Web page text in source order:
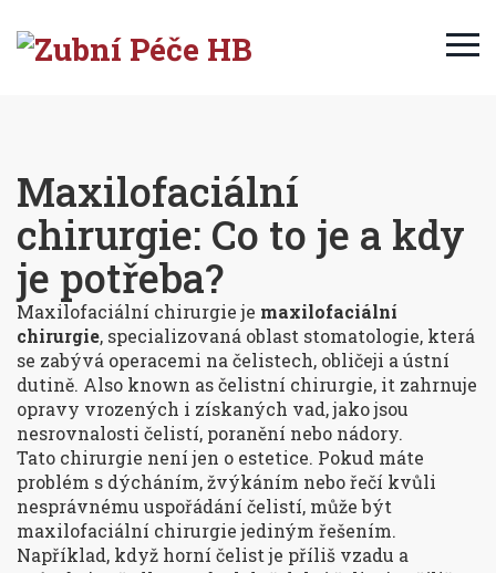
Maxilofaciální
chirurgie: Co to je a kdy
je potřeba?
Maxilofaciální chirurgie je maxilofaciální
chirurgie, specializovaná oblast stomatologie, která
se zabývá operacemi na čelistech, obličeji a ústní
dutině. Also known asčelistní chirurgie, it zahrnuje
opravy vrozených i získaných vad, jako jsou
nesrovnalosti čelistí, poranění nebo nádory.
Tato chirurgie není jen o estetice. Pokud máte
problém s dýcháním, žvýkáním nebo řečí kvůli
nesprávnému uspořádání čelistí, může být
maxilofaciální chirurgie jediným řešením.
Například, když horní čelist je příliš vzadu a